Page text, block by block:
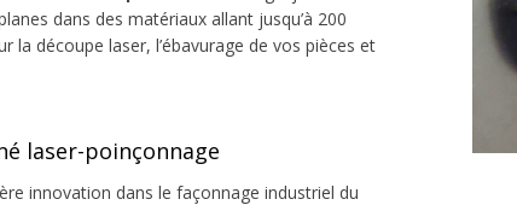
dans des matériaux allant jusqu’à 200
la découpe laser, l’ébavurage de vos pièces et
laser-poinçonnage
innovation dans le façonnage industriel du